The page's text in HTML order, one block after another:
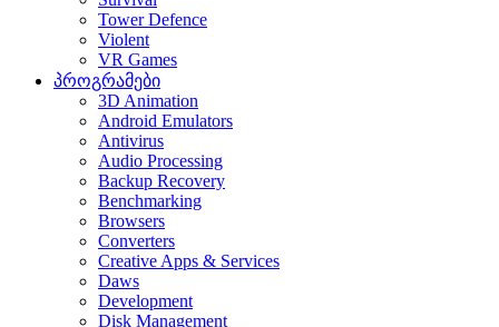
Tower Defence
Violent
VR Games
პროგრამები
3D Animation
Android Emulators
Antivirus
Audio Processing
Backup Recovery
Benchmarking
Browsers
Converters
Creative Apps & Services
Daws
Development
Disk Management